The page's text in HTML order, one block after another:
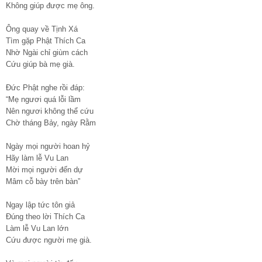
Không giúp được mẹ ông.
Ông quay về Tịnh Xá
Tìm gặp Phật Thích Ca
Nhờ Ngài chỉ giùm cách
Cứu giúp bà mẹ già.
Đức Phật nghe rồi đáp:
“Mẹ ngươi quá lỗi lầm
Nên ngươi không thể cứu
Chờ tháng Bảy, ngày Rằm
Ngày mọi người hoan hỷ
Hãy làm lễ Vu Lan
Mời mọi người đến dự
Mâm cỗ bày trên bàn”
Ngay lập tức tôn giả
Đúng theo lời Thích Ca
Làm lễ Vu Lan lớn
Cứu được người mẹ già.